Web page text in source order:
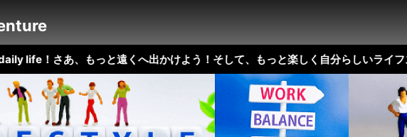
っと遠くへ出かけよう！そして、もっと楽しく自分らしいライフスタイルを ( ^^)/